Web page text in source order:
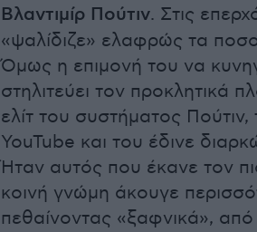
Βλαντιμίρ Πούτιν. Στις
«ψαλίδιζε» ελαφρώς τα
Όμως η επιμονή του να
στηλιτεύει τον προκλητικά
ελίτ του συστήματος
YouTube και του έδινε
Ήταν αυτός που έκανε τον
κοινή γνώμη άκουγε
πεθαίνοντας «ξαφνικά», από